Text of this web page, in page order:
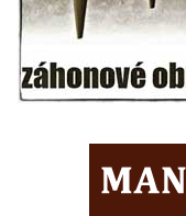
Hrob Ondreje
Šenově
Hrob Heinricha
Velkém Šenově
Hrob Heinricha
Velkém Šenově